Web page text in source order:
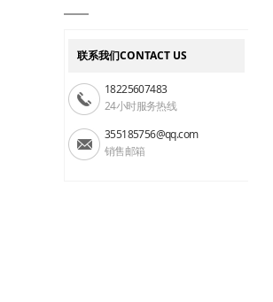
联系我们CONTACT US
18225607483
24小时服务热线
355185756@qq.com
销售邮箱